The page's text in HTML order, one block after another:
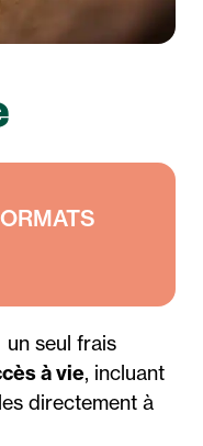
seul frais
à vie, incluant
directement à